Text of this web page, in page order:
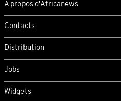
A propos d'Africanews
Contacts
Distribution
Jobs
Widgets